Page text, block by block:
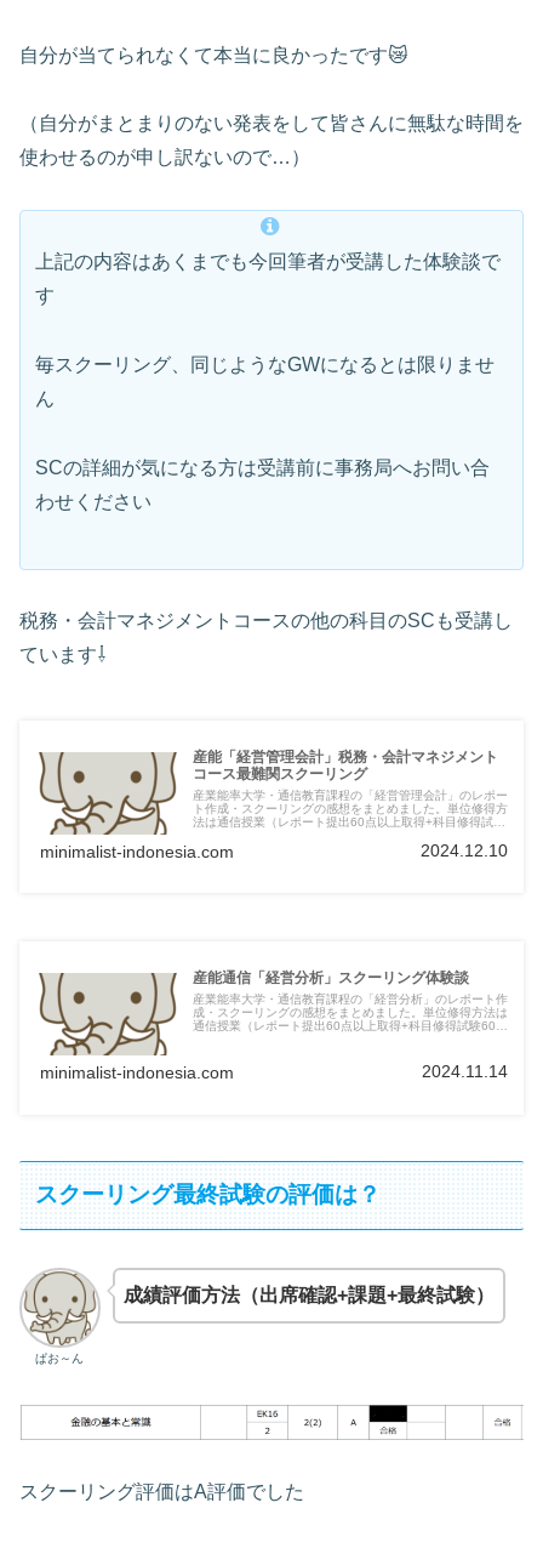
自分が当てられなくて本当に良かったです😿
（自分がまとまりのない発表をして皆さんに無駄な時間を
使わせるのが申し訳ないので…）
上記の内容はあくまでも今回筆者が受講した体験談で
す
毎スクーリング、同じようなGWになるとは限りませ
ん
SCの詳細が気になる方は受講前に事務局へお問い合
わせください
税務・会計マネジメントコースの他の科目のSCも受講し
ています⇩
産能「経営管理会計」税務・会計マネジメント
コース最難関スクーリング
産業能率大学・通信教育課程の「経営管理会計」のレポー
ト作成・スクーリングの感想をまとめました。単位修得方
法は通信授業（レポート提出60点以上取得+科目修得試験
minimalist-indonesia.com 2024.12.10
産能通信「経営分析」スクーリング体験談
産業能率大学・通信教育課程の「経営分析」のレポート作
成・スクーリングの感想をまとめました。単位修得方法は
通信授業（レポート提出60点以上取得+科目修得試験60点
minimalist-indonesia.com 2024.11.14
スクーリング最終試験の評価は？
ぱお～ん
成績評価方法（出席確認+課題+最終試験）
スクーリング評価はA評価でした